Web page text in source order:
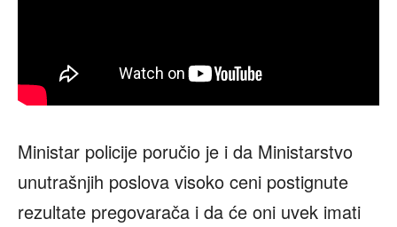
Ministar policije poručio je i da Ministarstvo
unutrašnjih poslova visoko ceni postignute
rezultate pregovarača i da će oni uvek imati